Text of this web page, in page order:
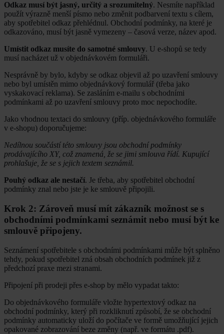
Odkaz musí být jasný, určitý a srozumitelný. Nesmíte například
použít výrazně menší písmo nebo změnit podbarvení textu s cílem,
aby spotřebitel odkaz přehlédnul. Obchodní podmínky, na které je
odkazováno, musí být jasně vymezeny – časová verze, název apod.
Umístit odkaz musíte do samotné smlouvy. U e-shopů se tedy
musí nacházet už v objednávkovém formuláři.
Nesprávně by bylo, kdyby se odkaz objevil až po uzavření smlouvy
nebo byl umístěn mimo objednávkový formulář (třeba jako
vyskakovací reklama). Se zasláním e-mailu s obchodními
podmínkami až po uzavření smlouvy proto moc nepochodíte.
Jako vhodnou textaci do smlouvy (příp. objednávkového formuláře
v e-shopu) doporučujeme:
Nedílnou součástí této smlouvy jsou obchodní podmínky
prodávajícího XY, což znamená, že se jimi smlouva řídí. Kupující
prohlašuje, že se s jejich textem seznámil.
Pouhý odkaz ale nestačí. Je třeba, aby spotřebitel obchodní
podmínky znal nebo jste je ke smlouvě připojili.
Krok 2: Zároveň musí mít zákazník možnost se s
obchodními podmínkami seznámit nebo musí být ke
smlouvě připojeny.
Seznámení spotřebitele s obchodními podmínkami může být splněno
tehdy, pokud spotřebitel zná obsah obchodních podmínek již z
předchozí praxe mezi stranami.
Připojení při prodeji přes e-shop by mělo vypadat takto:
Do objednávkového formuláře vložte hypertextový odkaz na
obchodní podmínky, který při rozkliknutí způsobí, že se obchodní
podmínky automaticky uloží do počítače ve formě umožňující jejich
opakované zobrazování beze změny (např. ve formátu .pdf).